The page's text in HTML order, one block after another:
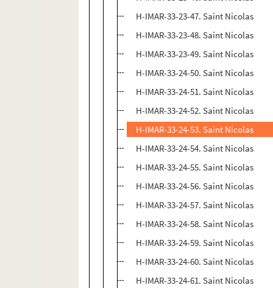
H-IMAR-33-23-47. Saint Nicolas
H-IMAR-33-23-48. Saint Nicolas
H-IMAR-33-23-49. Saint Nicolas
H-IMAR-33-24-50. Saint Nicolas
H-IMAR-33-24-51. Saint Nicolas
H-IMAR-33-24-52. Saint Nicolas
H-IMAR-33-24-53. Saint Nicolas
H-IMAR-33-24-54. Saint Nicolas
H-IMAR-33-24-55. Saint Nicolas
H-IMAR-33-24-56. Saint Nicolas
H-IMAR-33-24-57. Saint Nicolas
H-IMAR-33-24-58. Saint Nicolas
H-IMAR-33-24-59. Saint Nicolas
H-IMAR-33-24-60. Saint Nicolas
H-IMAR-33-24-61. Saint Nicolas